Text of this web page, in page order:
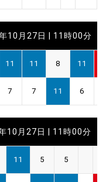
10月27日 | 11時00分
11 11 8 11
7 7 11 6
10月27日 | 11時00分
11 5 5